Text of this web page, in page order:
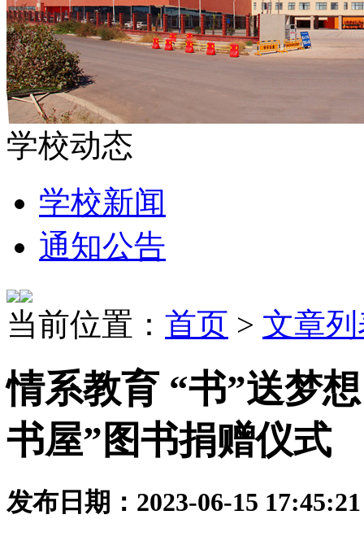
学校动态
学校新闻
通知公告
当前位置： 首页 > 文章
情系教育 “书”送梦
书屋”图书捐赠仪式
发布日期：2023-06-15